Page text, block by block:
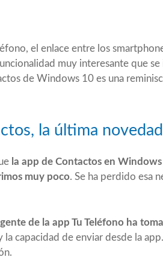
, el enlace entre los
muy interesante que
de Windows 10 es una
la última
la app de Contactos en
muy poco. Se ha perdido esa
gente de la app Tu Teléfono ha
la capacidad de enviar desde la app.